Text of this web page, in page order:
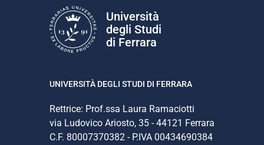
Università
degli Studi
di Ferrara
UNIVERSITÀ DEGLI STUDI DI FERRARA
Rettrice: Prof.ssa Laura Ramaciotti
via Ludovico Ariosto, 35 - 44121 Ferrara
C.F. 80007370382 - P.IVA 00434690384